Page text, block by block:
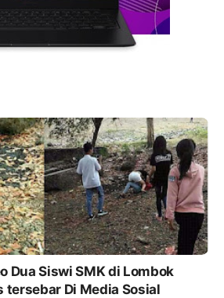
tersebar Di Media Sosial